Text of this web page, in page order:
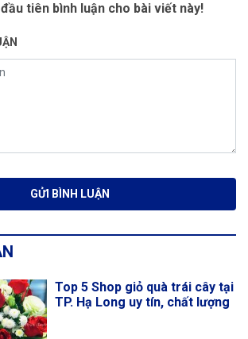
tiên bình luận cho bài viết này!
Top 5 Shop giỏ quà trái cây tại
TP. Hạ Long uy tín, chất lượng